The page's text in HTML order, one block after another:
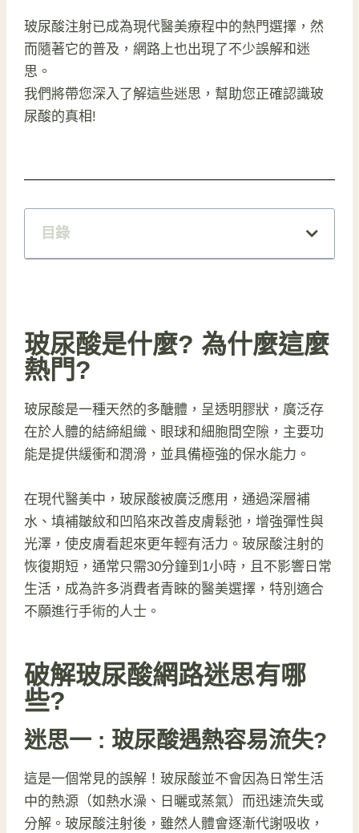
玻尿酸注射已成為現代醫美療程中的熱門選擇，然
而隨著它的普及，網路上也出現了不少誤解和迷
思。
我們將帶您深入了解這些迷思，幫助您正確認識玻
尿酸的真相!
目錄
玻尿酸是什麼? 為什麼這麼
熱門?
玻尿酸是一種天然的多醣體，呈透明膠狀，廣泛存
在於人體的結締組織、眼球和細胞間空隙，主要功
能是提供緩衝和潤滑，並具備極強的保水能力。
在現代醫美中，玻尿酸被廣泛應用，通過深層補
水、填補皺紋和凹陷來改善皮膚鬆弛，增強彈性與
光澤，使皮膚看起來更年輕有活力。玻尿酸注射的
恢復期短，通常只需30分鐘到1小時，且不影響日常
生活，成為許多消費者青睞的醫美選擇，特別適合
不願進行手術的人士。
破解玻尿酸網路迷思有哪
些?
迷思一 : 玻尿酸遇熱容易流失?
這是一個常見的誤解！玻尿酸並不會因為日常生活
中的熱源（如熱水澡、日曬或蒸氣）而迅速流失或
分解。玻尿酸注射後，雖然人體會逐漸代謝吸收，